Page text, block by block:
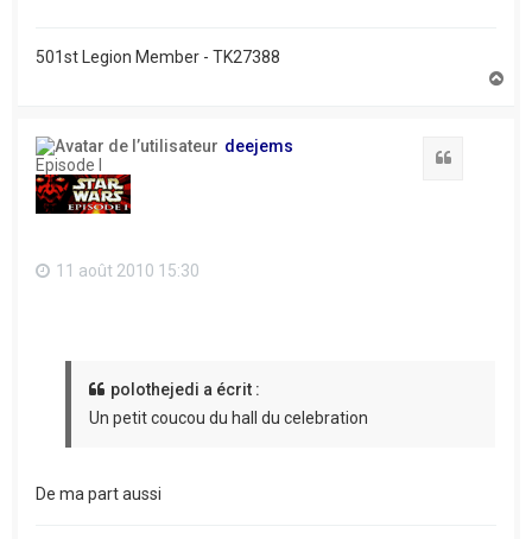
501st Legion Member - TK27388
deejems
Episode I
11 août 2010 15:30
polothejedi a écrit :
Un petit coucou du hall du celebration
De ma part aussi